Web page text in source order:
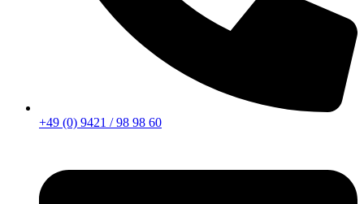
+49 (0) 9421 / 98 98 60